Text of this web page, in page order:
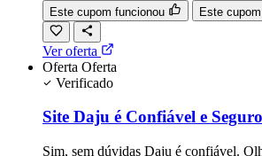
Este cupom funcionou Este
Ver oferta
Oferta Oferta
Verificado
Site Daju é Confiável e
Sim, sem dúvidas Daju é confiável.